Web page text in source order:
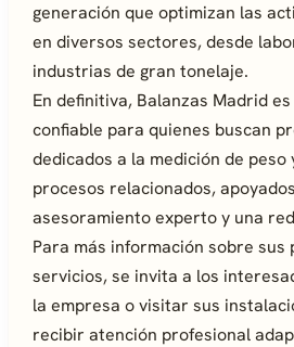
generación que optimizan las
en diversos sectores, desde
industrias de gran tonelaje.
En definitiva, Balanzas Madrid
confiable para quienes buscan
dedicados a la medición de peso
procesos relacionados,
asesoramiento experto y una
Para más información sobre sus
servicios, se invita a los
la empresa o visitar sus
recibir atención profesional